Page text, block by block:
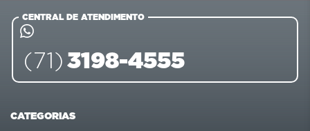
CENTRAL DE ATENDIMENTO
(71) 3198-4555
CATEGORIAS